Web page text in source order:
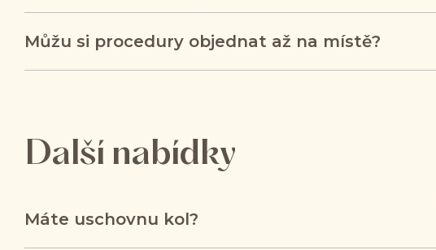
Můžu si procedury objednat až na místě?
Další nabídky
Máte uschovnu kol?